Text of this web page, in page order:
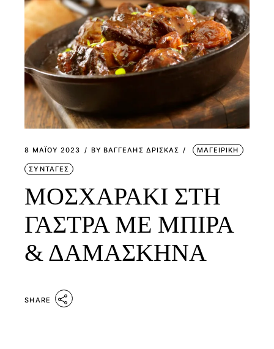
8 ΜΑΪ́ΟΥ 2023 BY ΒΑΓΓΕΛΗΣ ΔΡΙΣΚΑΣ ΜΑΓΕΙΡΙΚΗ
ΣΥΝΤΑΓΕΣ
ΜΟΣΧΑΡΑΚΙ ΣΤΗ
ΓΑΣΤΡΑ ΜΕ ΜΠΙΡΑ
& ΔΑΜΑΣΚΗΝΑ
SHARE